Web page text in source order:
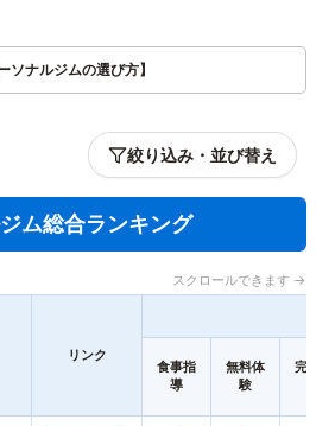
ソナルジムの選び方】
絞り込み・並び替え
ム総合ランキング
スクロールできます →
リンク
食事指
導
無料体
験
完